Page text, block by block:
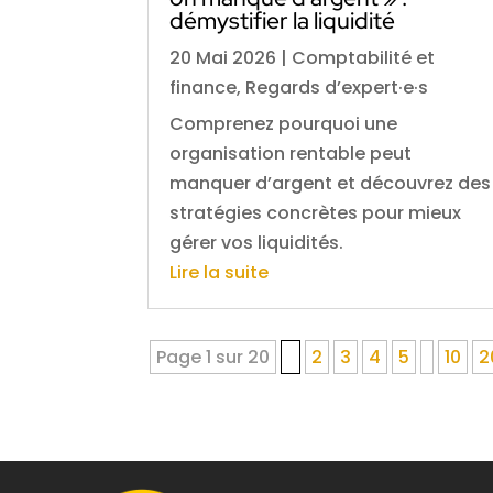
démystifier la liquidité
20 Mai 2026 | Comptabilité et
finance, Regards d’expert·e·s
Comprenez pourquoi une
organisation rentable peut
manquer d’argent et découvrez des
stratégies concrètes pour mieux
gérer vos liquidités.
Lire la suite
Page 1 sur 20 2 3 4 5 10